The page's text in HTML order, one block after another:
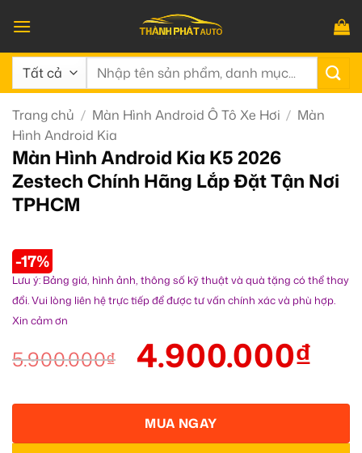
qua
nội
dung
Tìm
Trang chủ / Màn Hình Android Ô Tô Xe Hơi / Màn
Hình Android Kia
Màn Hình Android Kia K5 2026
Zestech Chính Hãng Lắp Đặt Tận Nơi
TPHCM
-17%
Lưu ý: Bảng giá, hình ảnh, thông số kỹ thuật và quà tặng có thể thay
đổi. Vui lòng liên hệ trực tiếp để được tư vấn chính xác và phù hợp.
Xin cảm ơn
5.900.000₫ 4.900.000₫
MUA NGAY